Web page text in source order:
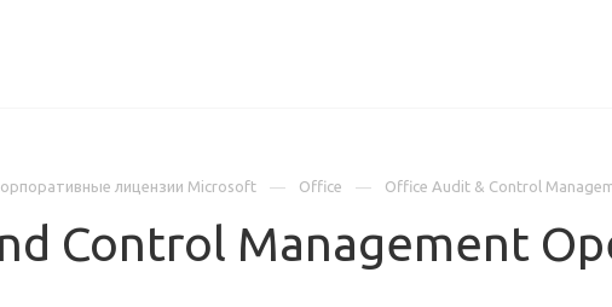
лицензии Microsoft Office Office Audit & Control
Control Management